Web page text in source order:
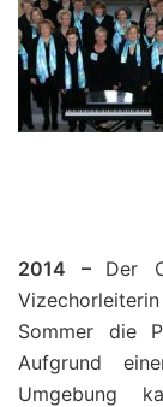
2014 – Der
Sommer die
Aufgrund
Umgebung